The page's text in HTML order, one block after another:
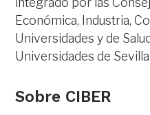
Económica, Industria,
Universidades y de
Universidades de
Sobre CIBER